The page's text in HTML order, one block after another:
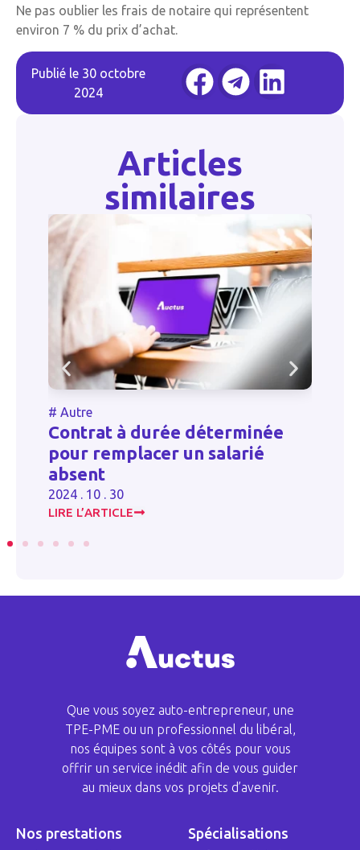
Ne pas oublier les frais de notaire qui représentent
environ 7 % du prix d’achat.
Publié le 30 octobre
2024
Articles
similaires
#
Loi de finances 2021 : les
principales nouveautés fiscales
pour les professionnels
2023 . 06 . 16
LIRE L’ARTICLE
Que vous soyez auto-entrepreneur, une
TPE-PME ou un professionnel du libéral,
nos équipes sont à vos côtés pour vous
offrir un service inédit afin de vous guider
au mieux dans vos projets d’avenir.
Nos prestations Spécialisations